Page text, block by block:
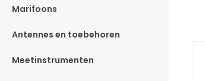
Marifoons
Antennes en toebehoren
Meetinstrumenten